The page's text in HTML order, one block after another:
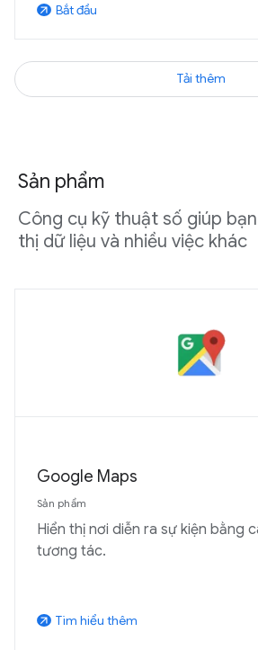
arrow_outward Bắt đầu
Tải thêm
Sản phẩm
Công cụ kỹ thuật số giúp
thị dữ liệu và nhiều việc khác
Google Maps
Sản phẩm
Hiển thị nơi diễn ra sự kiện bằng
tương tác.
arrow_outward Tìm hiểu thêm